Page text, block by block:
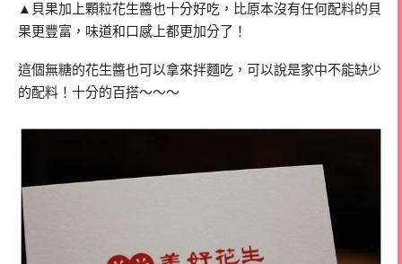
▲貝果加上顆粒花生醬也十分好吃，比原本沒有任何配料的貝
果更豐富，味道和口感上都更加分了！
這個無糖的花生醬也可以拿來拌麵吃，可以說是家中不能缺少
的配料！十分的百搭～～～